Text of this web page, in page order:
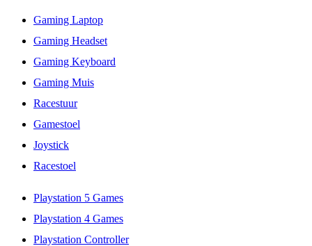
Gaming Laptop
Gaming Headset
Gaming Keyboard
Gaming Muis
Racestuur
Gamestoel
Joystick
Racestoel
Playstation 5 Games
Playstation 4 Games
Playstation Controller